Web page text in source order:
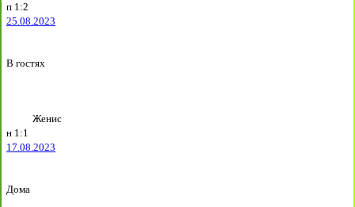
п 1:2
25.08.2023
В гостях
Женис
н 1:1
17.08.2023
Дома